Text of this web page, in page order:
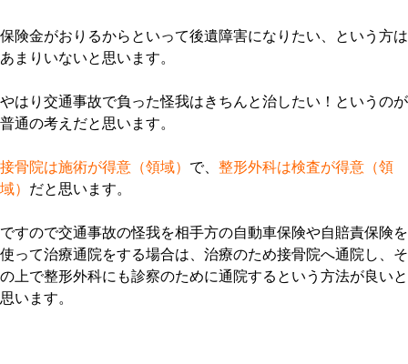
保険金がおりるからといって後遺障害になりたい、という方は
あまりいないと思います。
やはり交通事故で負った怪我はきちんと治したい！というのが
普通の考えだと思います。
接骨院は施術が得意（領域） で、 整形外科は検査が得意（領
域） だと思います。
ですので交通事故の怪我を相手方の自動車保険や自賠責保険を
使って治療通院をする場合は、治療のため接骨院へ通院し、そ
の上で整形外科にも診察のために通院するという方法が良いと
思います。